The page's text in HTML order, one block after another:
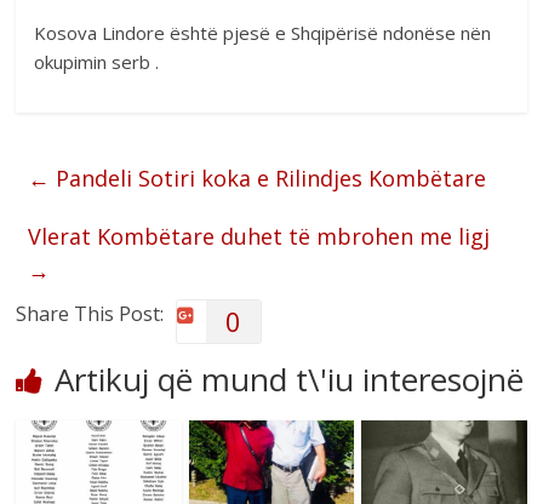
Kosova Lindore është pjesë e Shqipërisë ndonëse nën
okupimin serb .
← Pandeli Sotiri koka e Rilindjes Kombëtare
Vlerat Kombëtare duhet të mbrohen me ligj
→
Share This Post: 0
Artikuj që mund t\'iu interesojnë